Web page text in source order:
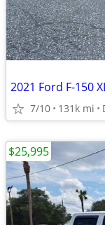
7/10 131k mi
$25,995